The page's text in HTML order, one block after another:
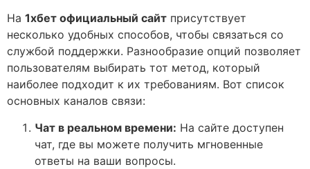
На 1хбет официальный сайт присутствует
несколько удобных способов, чтобы связаться со
службой поддержки. Разнообразие опций позволяет
пользователям выбирать тот метод, который
наиболее подходит к их требованиям. Вот список
основных каналов связи:
Чат в реальном времени: На сайте доступен
чат, где вы можете получить мгновенные
ответы на ваши вопросы.